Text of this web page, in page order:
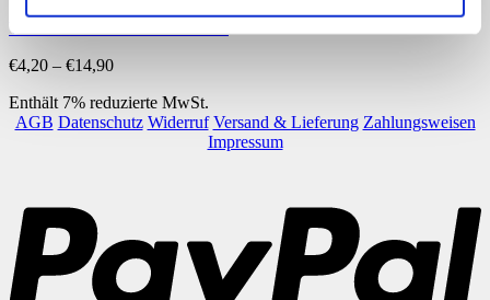
Wäscheklammerkartei – Stufe 1
€4,20 – €14,90Preisspanne:
bis
€14,90
Enthält 7% reduzierte MwSt.
AGB Datenschutz Widerruf Versand & Lieferung Zahlungsweisen
Impressum